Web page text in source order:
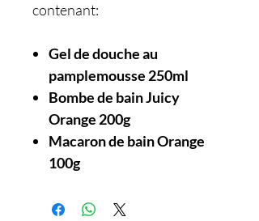
contenant:
Gel de douche au
pamplemousse 250ml
Bombe de bain Juicy
Orange 200g
Macaron de bain Orange
100g